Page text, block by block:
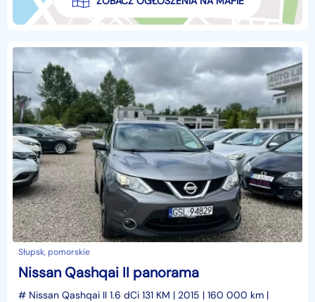
Słupsk, pomorskie
Nissan Qashqai II panorama
# Nissan Qashqai II 1.6 dCi 131 KM | 2015 | 160 000 km |